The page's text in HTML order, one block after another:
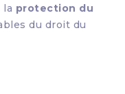
la protection du
du droit du